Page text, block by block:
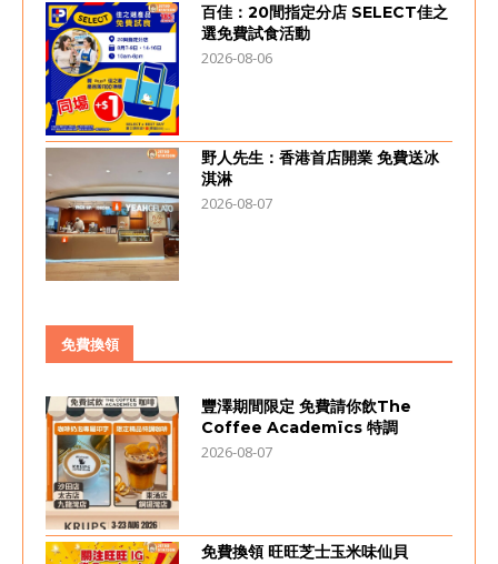
百佳：20間指定分店 SELECT佳之
選免費試食活動
2026-08-06
野人先生：香港首店開業 免費送冰
淇淋
2026-08-07
免費換領
豐澤期間限定 免費請你飲The
Coffee Academïcs 特調
2026-08-07
免費換領 旺旺芝士玉米味仙貝